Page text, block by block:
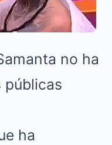
no ha
públicas
ha